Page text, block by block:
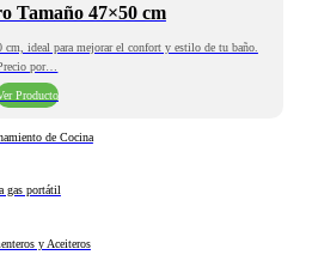
Tamaño 47×50 cm
ideal para mejorar el confort y estilo de tu baño.
por…
Producto
de Cocina
gas portátil
y Aceiteros